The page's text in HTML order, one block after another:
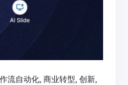
流自动化, 商业转型, 创新,